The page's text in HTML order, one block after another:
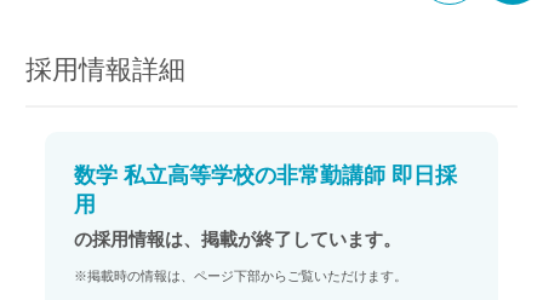
採用情報詳細
数学 私立高等学校の非常勤講師 即日採
用
の採用情報は、掲載が終了しています。
※掲載時の情報は、ページ下部からご覧いただけます。